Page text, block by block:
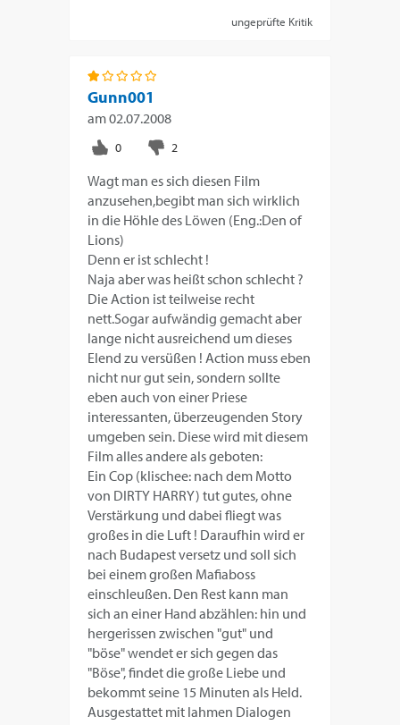
ungeprüfte Kritik
Gunn001
am02.07.2008
Wagt man es sich diesen Film
anzusehen,begibt man sich wirklich
in die Höhle des Löwen (Eng.:Den of
Lions)
Denn er ist schlecht !
Naja aber was heißt schon schlecht ?
Die Action ist teilweise recht
nett.Sogar aufwändig gemacht aber
lange nicht ausreichend um dieses
Elend zu versüßen ! Action muss eben
nicht nur gut sein, sondern sollte
eben auch von einer Priese
interessanten, überzeugenden Story
umgeben sein. Diese wird mit diesem
Film alles andere als geboten:
Ein Cop (klischee: nach dem Motto
von DIRTY HARRY) tut gutes, ohne
Verstärkung und dabei fliegt was
großes in die Luft ! Daraufhin wird er
nach Budapest versetz und soll sich
bei einem großen Mafiaboss
einschleußen. Den Rest kann man
sich an einer Hand abzählen: hin und
hergerissen zwischen "gut" und
"böse" wendet er sich gegen das
"Böse", findet die große Liebe und
bekommt seine 15 Minuten als Held.
Ausgestattet mit lahmen Dialogen